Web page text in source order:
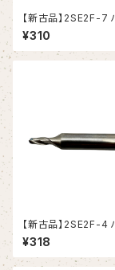
【新古品】2SE2F-7
ドミル (YG-1)
¥310
【新古品】2SE2F-4
ドミル (YG-1)
¥318